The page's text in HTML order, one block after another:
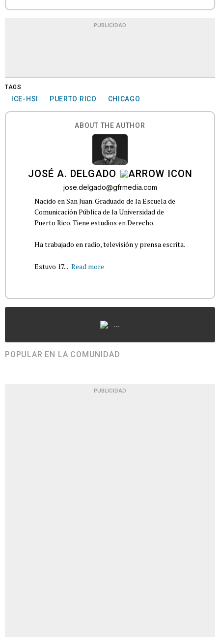
PUBLICIDAD
TAGS
ICE-HSI PUERTO RICO CHICAGO
ABOUT THE AUTHOR
JOSÉ A. DELGADO
jose.delgado@gfrmedia.com
Nacido en San Juan. Graduado de la Escuela de
Comunicación Pública de la Universidad de
Puerto Rico. Tiene estudios en Derecho.
Ha trabajado en radio, televisión y prensa escrita.
Estuvo 17... Read more
...
POPULAR EN LA COMUNIDAD
PUBLICIDAD